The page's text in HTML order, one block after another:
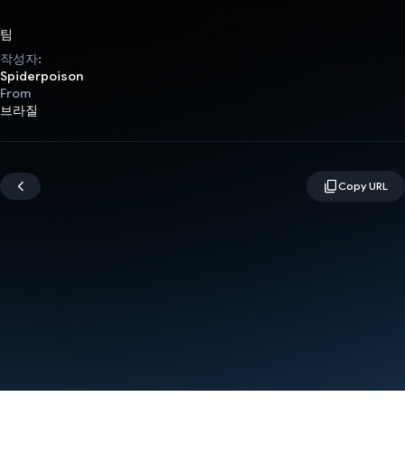
팀
작성자:
Spiderpoison
From
브라질